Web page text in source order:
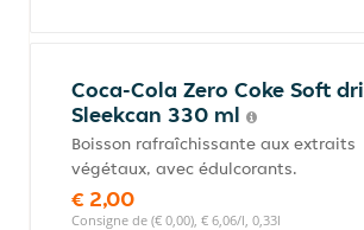
Coca-Cola Zero Coke Soft
Sleekcan 330 ml
Boisson rafraîchissante aux extraits
végétaux, avec édulcorants.
€ 2,00
Consigne de (€ 0,00), € 6,06/l, 0,33l